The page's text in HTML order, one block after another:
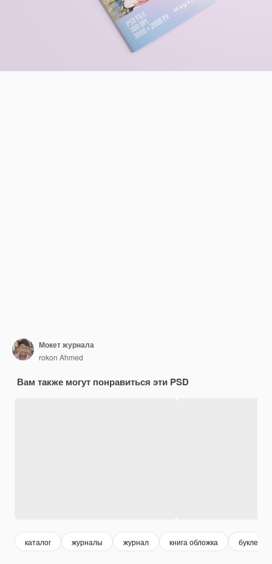
Мокет журнала
rokon Ahmed
Вам также могут понравиться эти PSD
каталог журналы журнал книга обложка буклет